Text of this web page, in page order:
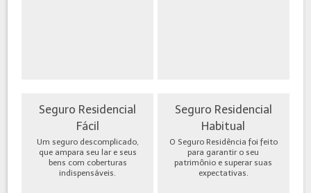
Seguro Residencial
Fácil
Um seguro descomplicado,
que ampara seu lar e seus
bens com coberturas
indispensáveis.
Seguro Residencial
Habitual
O Seguro Residência foi feito
para garantir o seu
patrimônio e superar suas
expectativas.